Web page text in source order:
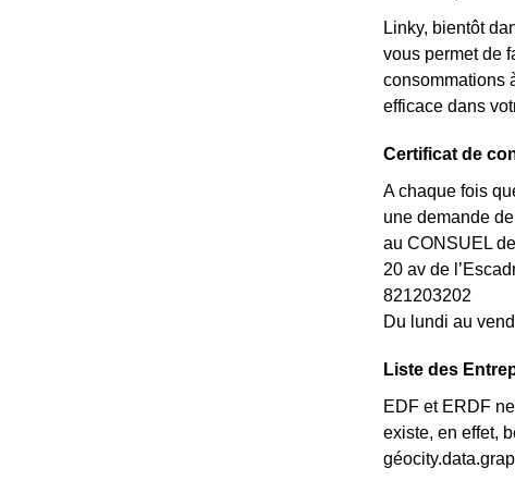
Linky, bientôt
vous permet de
consommations
efficace dans
Certificat de
A chaque fois
une demande
au CONSUEL
20 av de
821203202
Du lundi au
Liste des
EDF et ERDF
existe, en effet,